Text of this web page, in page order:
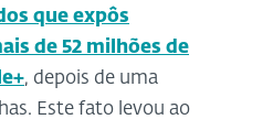
que expôs
de 52 milhões de
, depois de uma
Este fato levou ao